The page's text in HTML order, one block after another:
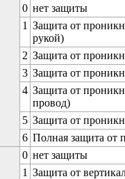
0 нет защиты
1 Защита от
рукой)
2 Защита от
3 Защита от
4 Защита от
провод)
5 Защита от
6 Полная защита от
0 нет защиты
1 Защита от